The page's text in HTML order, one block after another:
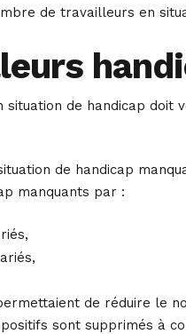
de travailleurs en
de handicap
de handicap
manquants par :
de réduire le
sont supprimés à